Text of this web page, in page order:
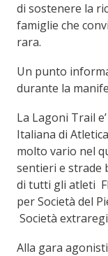
di sostenere la
famiglie che
rara.
Un punto
durante la
La Lagoni Trail
Italiana di
molto vario nel
sentieri e strade
di tutti gli atleti
per Società del
Società
Alla gara